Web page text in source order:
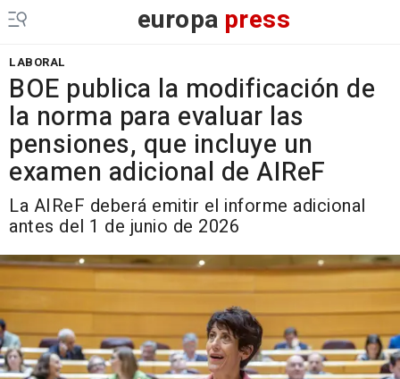
europa press
LABORAL
BOE publica la modificación de
la norma para evaluar las
pensiones, que incluye un
examen adicional de AIReF
La AIReF deberá emitir el informe adicional
antes del 1 de junio de 2026